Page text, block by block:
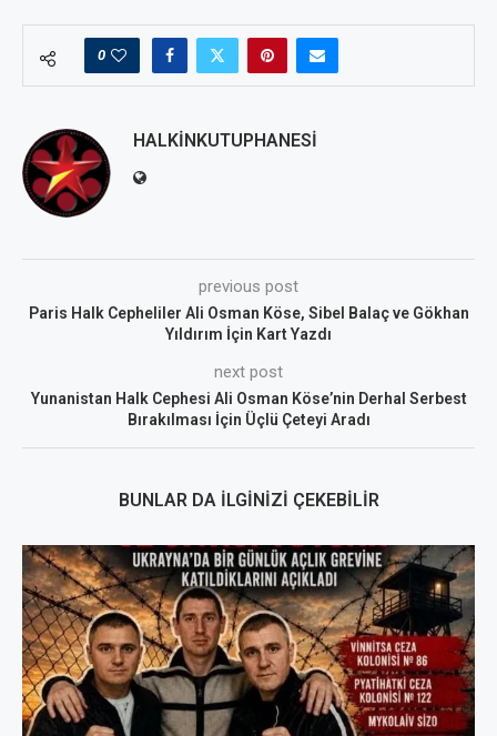
0
HALKINKUTUPHANESI
previous post
Paris Halk Cepheliler Ali Osman Köse, Sibel Balaç ve Gökhan
Yıldırım İçin Kart Yazdı
next post
Yunanistan Halk Cephesi Ali Osman Köse’nin Derhal Serbest
Bırakılması İçin Üçlü Çeteyi Aradı
BUNLAR DA İLGINIZI ÇEKEBILIR